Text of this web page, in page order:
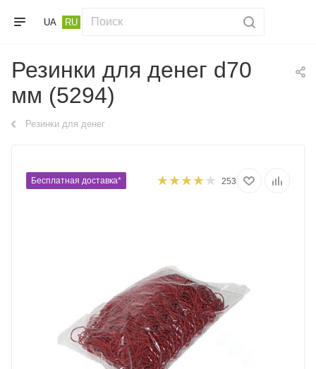
UA RU
Резинки для денег d70
мм (5294)
Резинки для денег
Бесплатная доставка* 253